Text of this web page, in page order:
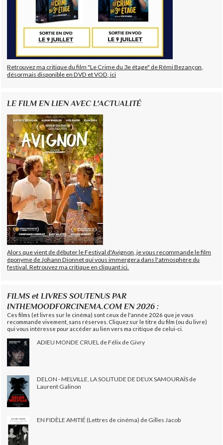
Retrouvez ma critique du film "Le Crime du 3e étage" de Rémi Bezançon,
désormais disponible en DVD et VOD, ici
LE FILM EN LIEN AVEC L'ACTUALITÉ
Alors que vient de débuter le Festival d'Avignon, je vous recommande le film
éponyme de Johann Dionnet qui vous immergera dans l'atmosphère du
festival. Retrouvez ma critique en cliquant ici.
FILMS et LIVRES SOUTENUS PAR
INTHEMOODFORCINEMA.COM EN 2026 :
Ces films (et livres sur le cinéma) sont ceux de l'année 2026 que je vous
recommande vivement, sans réserves. Cliquez sur le titre du film (ou du livre)
qui vous intéresse pour accéder au lien vers ma critique de celui-ci.
ADIEU MONDE CRUEL de Félix de Givry
DELON - MELVILLE, LA SOLITUDE DE DEUX SAMOURAÏS de
Laurent Galinon
EN FIDÈLE AMITIÉ (Lettres de cinéma) de Gilles Jacob